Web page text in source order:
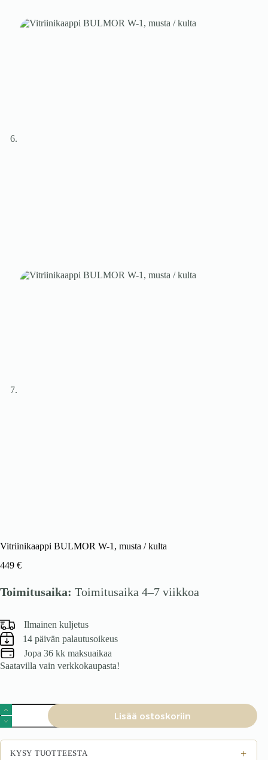
Vitriinikaappi BULMOR W-1, musta / kulta
449 €
Toimitusaika: Toimitusaika 4–7 viikkoa
Ilmainen kuljetus
14 päivän palautusoikeus
Jopa 36 kk maksuaikaa
Saatavilla vain verkkokaupasta!
Vitriinikaappi
BULMOR
W-
1,
musta
Lisää ostoskoriin
KYSY TUOTTEESTA +